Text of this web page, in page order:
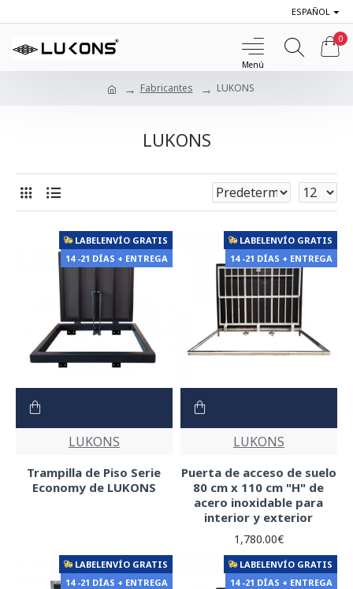
ESPAÑOL
0
Fabricantes LUKONS
LUKONS
LABELENVÍO GRATIS
14 -21 DÍAS + ENTREGA
LUKONS
Trampilla de Piso Serie
Economy de LUKONS
LABELENVÍO GRATIS
14 -21 DÍAS + ENTREGA
LUKONS
Puerta de acceso de suelo
80 cm x 110 cm "H" de
acero inoxidable para
interior y exterior
1,780.00€
LABELENVÍO GRATIS
14 -21 DÍAS + ENTREGA
LABELENVÍO GRATIS
14 -21 DÍAS + ENTREGA